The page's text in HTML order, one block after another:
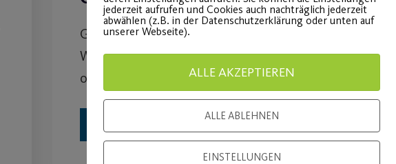
Gut erhaltene
Wintersportartikel für dich
oder deine Kinder.
Spiel
jederzeit aufrufen und Cookies auch nachträglich jederzeit
abwählen (z.B. in der Datenschutzerklärung oder unten auf
unserer Webseite).
ALLE AKZEPTIEREN
ALLE ABLEHNEN
EINSTELLUNGEN